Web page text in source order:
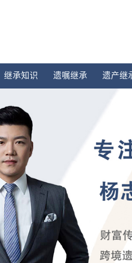
继承知识 遗嘱继承 遗产继